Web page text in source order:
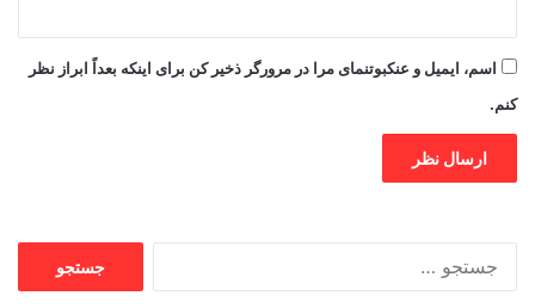
اسم، ایمیل و عنکبوتنمای مرا در مرورگر ذخیر کن برای اینکه بعداً ابراز نظر
کنم.